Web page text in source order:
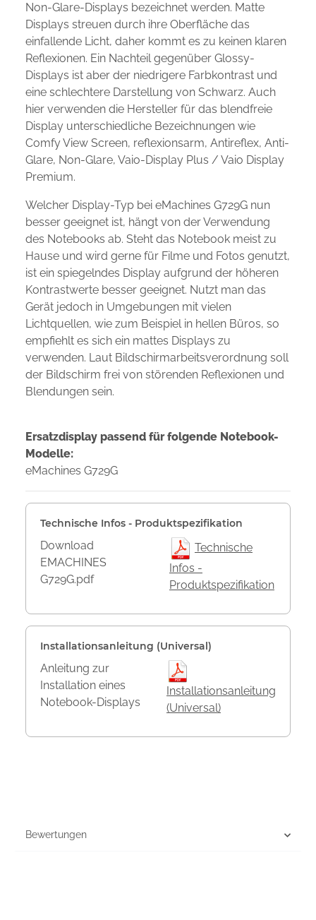
Non-Glare-Displays bezeichnet werden. Matte
Displays streuen durch ihre Oberfläche das
einfallende Licht, daher kommt es zu keinen klaren
Reflexionen. Ein Nachteil gegenüber Glossy-
Displays ist aber der niedrigere Farbkontrast und
eine schlechtere Darstellung von Schwarz. Auch
hier verwenden die Hersteller für das blendfreie
Display unterschiedliche Bezeichnungen wie
Comfy View Screen, reflexionsarm, Antireflex, Anti-
Glare, Non-Glare, Vaio-Display Plus / Vaio Display
Premium.
Welcher Display-Typ bei eMachines G729G nun
besser geeignet ist, hängt von der Verwendung
des Notebooks ab. Steht das Notebook meist zu
Hause und wird gerne für Filme und Fotos genutzt,
ist ein spiegelndes Display aufgrund der höheren
Kontrastwerte besser geeignet. Nutzt man das
Gerät jedoch in Umgebungen mit vielen
Lichtquellen, wie zum Beispiel in hellen Büros, so
empfiehlt es sich ein mattes Displays zu
verwenden. Laut Bildschirmarbeitsverordnung soll
der Bildschirm frei von störenden Reflexionen und
Blendungen sein.
Ersatzdisplay passend für folgende Notebook-
Modelle:
eMachines G729G
Technische Infos - Produktspezifikation
Download
EMACHINES
G729G.pdf
Technische
Infos -
Produktspezifikation
Installationsanleitung (Universal)
Anleitung zur
Installation eines
Notebook-Displays
Installationsanleitung
(Universal)
Bewertungen